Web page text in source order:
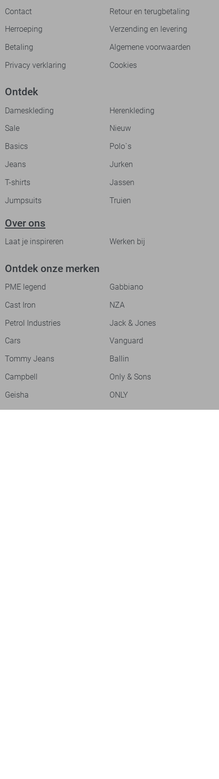
Contact
Retour en terugbetaling
Herroeping
Verzending en levering
Betaling
Algemene voorwaarden
Privacy verklaring
Cookies
Ontdek
Dameskleding
Herenkleding
Sale
Nieuw
Basics
Polo`s
Jeans
Jurken
T-shirts
Jassen
Jumpsuits
Truien
Over ons
Laat je inspireren Werken bij
Ontdek onze merken
PME legend
Gabbiano
Cast Iron
NZA
Petrol Industries
Jack & Jones
Cars
Vanguard
Tommy Jeans
Ballin
Campbell
Only & Sons
Geisha
ONLY
Lofty Manner
Zoso